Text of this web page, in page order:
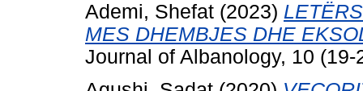
Ademi, Shefat (2023)
MES DHEMBJES DHE
Journal of Albanology, 10